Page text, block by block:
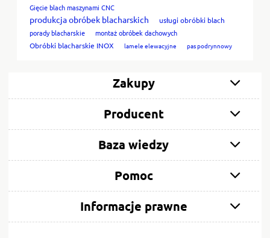
Gięcie blach maszynami CNC
produkcja obróbek blacharskich
usługi obróbki blach
porady blacharskie
montaż obróbek dachowych
Obróbki blacharskie INOX
lamele elewacyjne pas podrynnowy
Zakupy
Producent
Baza wiedzy
Pomoc
Informacje prawne